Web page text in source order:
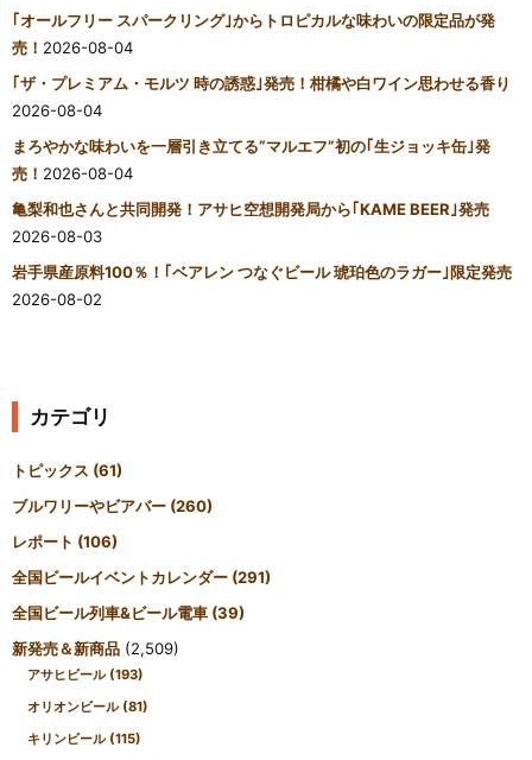
｢オールフリー スパークリング｣からトロピカルな味わいの限定品が発
売！ 2026-08-04
｢ザ・プレミアム・モルツ 時の誘惑｣発売！柑橘や白ワイン思わせる香り
2026-08-04
まろやかな味わいを一層引き立てる“マルエフ”初の｢生ジョッキ缶｣発
売！ 2026-08-04
亀梨和也さんと共同開発！アサヒ空想開発局から｢KAME BEER｣発売
2026-08-03
岩手県産原料100％！｢ベアレン つなぐビール 琥珀色のラガー｣限定発売
2026-08-02
カテゴリ
トピックス (61)
ブルワリーやビアバー (260)
レポート (106)
全国ビールイベントカレンダー (291)
全国ビール列車&ビール電車 (39)
新発売＆新商品 (2,509)
アサヒビール (193)
オリオンビール (81)
キリンビール (115)